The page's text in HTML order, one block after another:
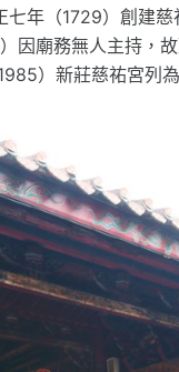
年（1729）創建
因廟務無人主持，
）新莊慈祐宮列